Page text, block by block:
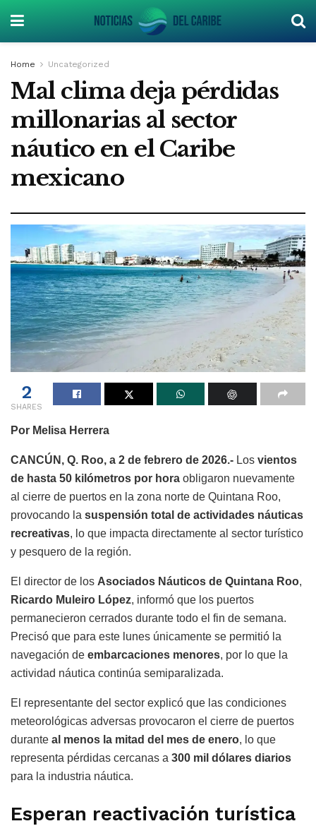
Home Uncategorized
Mal clima deja pérdidas
millonarias al sector
náutico en el Caribe
mexicano
2
SHARES
Por Melisa Herrera
CANCÚN, Q. Roo, a 2 de febrero de 2026.- Los vientos
de hasta 50 kilómetros por hora obligaron nuevamente
al cierre de puertos en la zona norte de Quintana Roo,
provocando la suspensión total de actividades náuticas
recreativas, lo que impacta directamente al sector turístico
y pesquero de la región.
El director de los Asociados Náuticos de Quintana Roo,
Ricardo Muleiro López, informó que los puertos
permanecieron cerrados durante todo el fin de semana.
Precisó que para este lunes únicamente se permitió la
navegación de embarcaciones menores, por lo que la
actividad náutica continúa semiparalizada.
El representante del sector explicó que las condiciones
meteorológicas adversas provocaron el cierre de puertos
durante al menos la mitad del mes de enero, lo que
representa pérdidas cercanas a 300 mil dólares diarios
para la industria náutica.
Esperan reactivación turística